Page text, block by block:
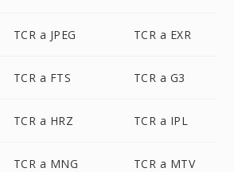
TCR a JPEG TCR a EXR
TCR a FTS TCR a G3
TCR a HRZ TCR a IPL
TCR a MNG TCR a MTV